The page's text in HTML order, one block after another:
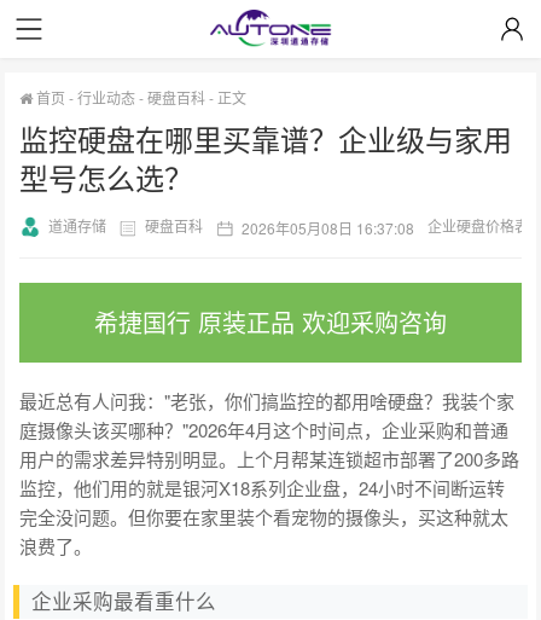
首页 -行业动态-硬盘百科- 正文
监控硬盘在哪里买靠谱？企业级与家用
型号怎么选？
道通存储 硬盘百科 2026年05月08日 16:37:08 企业硬盘价格表
希捷国行 原装正品 欢迎采购咨询
最近总有人问我："老张，你们搞监控的都用啥硬盘？我装个家
庭摄像头该买哪种？"2026年4月这个时间点，企业采购和普通
用户的需求差异特别明显。上个月帮某连锁超市部署了200多路
监控，他们用的就是银河X18系列企业盘，24小时不间断运转
完全没问题。但你要在家里装个看宠物的摄像头，买这种就太
浪费了。
企业采购最看重什么